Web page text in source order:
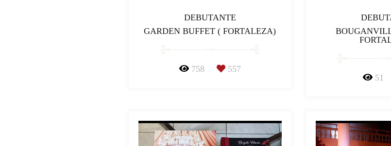
DEBUTANTE
GARDEN BUFFET ( FORTALEZA)
758 557
51